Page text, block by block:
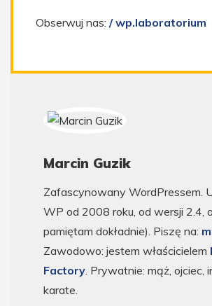
Obserwuj nas: / wp.laboratorium
Marcin Guzik
Zafascynowany WordPressem.
WP od 2008 roku, od wersji 2.4,
pamiętam dokładnie). Piszę na:
Zawodowo: jestem właścicielem
Factory . Prywatnie: mąż, ojciec,
karate.